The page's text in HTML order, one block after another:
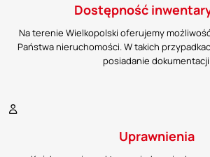
Dostępność
Na terenie Wielkopolski oferujemy
Państwa nieruchomości. W takich
posiadanie
Uprawnienia